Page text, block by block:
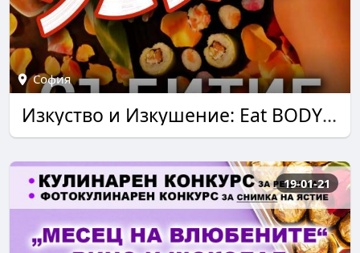
София
Изкуство и Изкушение: Eat BODY Art Sushi Експеримент!
19-01-21